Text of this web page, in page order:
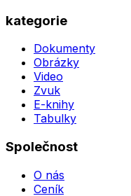
kategorie
Dokumenty
Obrázky
Video
Zvuk
E-knihy
Tabulky
Společnost
O nás
Ceník